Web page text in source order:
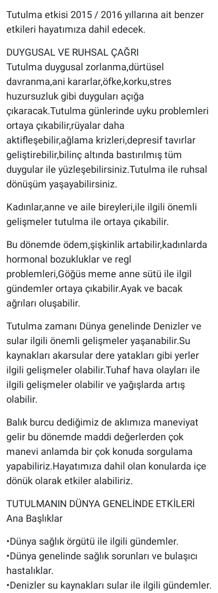
Tutulma etkisi 2015 / 2016 yıllarına ait benzer
etkileri hayatımıza dahil edecek.
DUYGUSAL VE RUHSAL ÇAĞRI
Tutulma duygusal zorlanma,dürtüsel
davranma,ani kararlar,öfke,korku,stres
huzursuzluk gibi duyguları açığa
çıkaracak.Tutulma günlerinde uyku problemleri
ortaya çıkabilir,rüyalar daha
aktifleşebilir,ağlama krizleri,depresif tavırlar
geliştirebilir,bilinç altında bastırılmış tüm
duygular ile yüzleşebilirsiniz.Tutulma ile ruhsal
dönüşüm yaşayabilirsiniz.
Kadınlar,anne ve aile bireyleri,ile ilgili önemli
gelişmeler tutulma ile ortaya çıkabilir.
Bu dönemde ödem,şişkinlik artabilir,kadınlarda
hormonal bozukluklar ve regl
problemleri,Göğüs meme anne sütü ile ilgil
gündemler ortaya çıkabilir.Ayak ve bacak
ağrıları oluşabilir.
Tutulma zamanı Dünya genelinde Denizler ve
sular ilgili önemli gelişmeler yaşanabilir.Su
kaynakları akarsular dere yatakları gibi yerler
ilgili gelişmeler olabilir.Tuhaf hava olayları ile
ilgili gelişmeler olabilir ve yağışlarda artış
olabilir.
Balık burcu dediğimiz de aklımıza maneviyat
gelir bu dönemde maddi değerlerden çok
manevi anlamda bir çok konuda sorgulama
yapabiliriz.Hayatımıza dahil olan konularda içe
dönük olarak etkiler alabiliriz.
TUTULMANIN DÜNYA GENELİNDE ETKİLERİ
Ana Başlıklar
•Dünya sağlık örgütü ile ilgili gündemler.
•Dünya genelinde sağlık sorunları ve bulaşıcı
hastalıklar.
•Denizler su kaynakları sular ile ilgili gündemler.